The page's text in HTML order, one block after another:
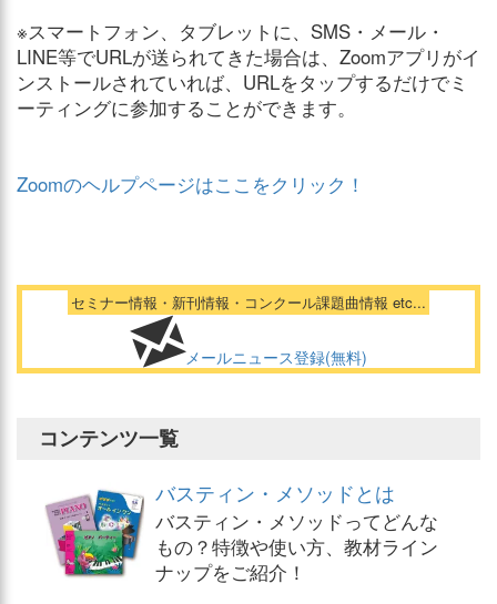
※スマートフォン、タブレットに、SMS・メール・
LINE等でURLが送られてきた場合は、Zoomアプリがイ
ンストールされていれば、URLをタップするだけでミ
ーティングに参加することができます。
Zoomのヘルプページはここをクリック！
セミナー情報・新刊情報・コンクール課題曲情報 etc...
メールニュース登録(無料)
コンテンツ一覧
バスティン・メソッドとは
バスティン・メソッドってどんな
もの？特徴や使い方、教材ライン
ナップをご紹介！